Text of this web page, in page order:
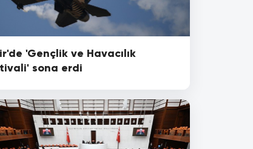
'Gençlik ve Havacılık
sona erdi